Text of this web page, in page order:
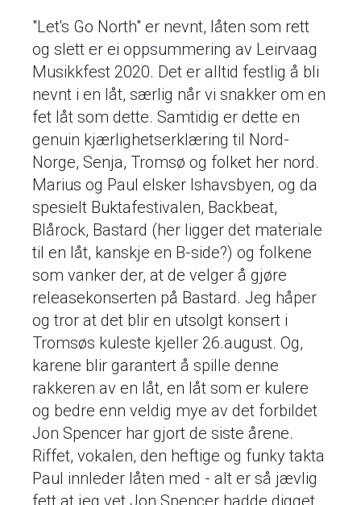
"Let's Go North" er nevnt, låten som rett
og slett er ei oppsummering av Leirvaag
Musikkfest 2020. Det er alltid festlig å bli
nevnt i en låt, særlig når vi snakker om en
fet låt som dette. Samtidig er dette en
genuin kjærlighetserklæring til Nord-
Norge, Senja, Tromsø og folket her nord.
Marius og Paul elsker Ishavsbyen, og da
spesielt Buktafestivalen, Backbeat,
Blårock, Bastard (her ligger det materiale
til en låt, kanskje en B-side?) og folkene
som vanker der, at de velger å gjøre
releasekonserten på Bastard. Jeg håper
og tror at det blir en utsolgt konsert i
Tromsøs kuleste kjeller 26.august. Og,
karene blir garantert å spille denne
rakkeren av en låt, en låt som er kulere
og bedre enn veldig mye av det forbildet
Jon Spencer har gjort de siste årene.
Riffet, vokalen, den heftige og funky takta
Paul innleder låten med - alt er så jævlig
fett at jeg vet Jon Spencer hadde digget